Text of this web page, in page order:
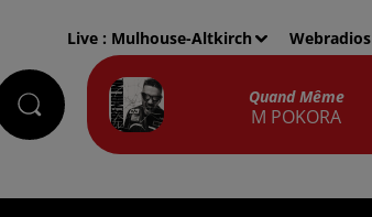
Live : Mulhouse-Altkirch Webradios
Quand Même
M POKORA